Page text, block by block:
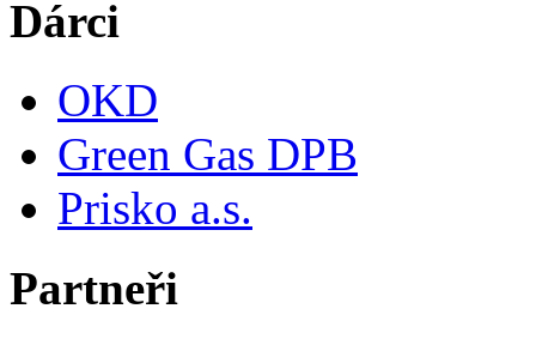
Dárci
OKD
Green Gas DPB
Prisko a.s.
Partneři